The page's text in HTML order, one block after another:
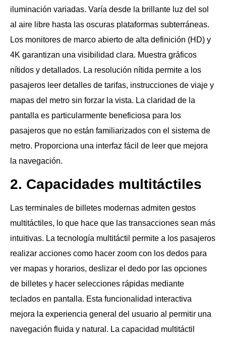
iluminación variadas. Varía desde la brillante luz del sol
al aire libre hasta las oscuras plataformas subterráneas.
Los monitores de marco abierto de alta definición (HD) y
4K garantizan una visibilidad clara. Muestra gráficos
nítidos y detallados. La resolución nítida permite a los
pasajeros leer detalles de tarifas, instrucciones de viaje y
mapas del metro sin forzar la vista. La claridad de la
pantalla es particularmente beneficiosa para los
pasajeros que no están familiarizados con el sistema de
metro. Proporciona una interfaz fácil de leer que mejora
la navegación.
2. Capacidades multitáctiles
Las terminales de billetes modernas admiten gestos
multitáctiles, lo que hace que las transacciones sean más
intuitivas. La tecnología multitáctil permite a los pasajeros
realizar acciones como hacer zoom con los dedos para
ver mapas y horarios, deslizar el dedo por las opciones
de billetes y hacer selecciones rápidas mediante
teclados en pantalla. Esta funcionalidad interactiva
mejora la experiencia general del usuario al permitir una
navegación fluida y natural. La capacidad multitáctil